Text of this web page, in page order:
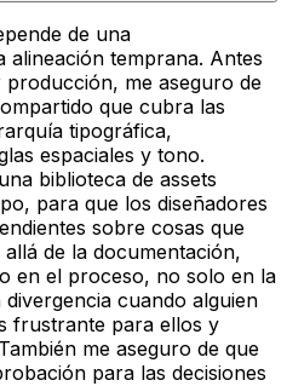
de una
temprana. Antes
me aseguro de
que cubra las
tipográfica,
espaciales y tono.
biblioteca de assets
para que los diseñadores
sobre cosas que
de la documentación,
en el proceso, no solo en la
cuando alguien
frustrante para ellos y
me aseguro de que
para las decisiones